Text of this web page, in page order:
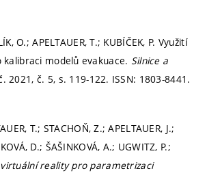
O.; APELTAUER, T.; KUBÍČEK, P. Využití
modelů evakuace. Silnice a
2021, č. 5, s. 119-122. ISSN: 1803-8441.
T.; STACHOŇ, Z.; APELTAUER, J.;
D.; ŠAŠINKOVÁ, A.; UGWITZ, P.;
virtuální reality pro parametrizaci